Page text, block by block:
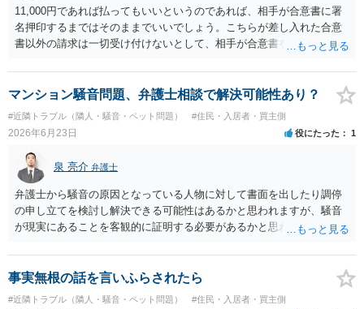
11,000円であれば払ってもいいというのであれば、相手が合意書に署
名押印するまではそのままでいいでしょう。こちらが差し入れた合意
書以外の請求は一切受け付けないとして、相手が合意書を作成するま
入れてしまっているということなので、もし11,000円の支払い合意も
撤回したいというのであれば、できれば内容証明で先方の支払いの請
求について一切応じるつもりがない旨を書面で伝えたうえで、先に差
し入れた合意書は撤回すると明確に示す必要があります。
マンション騒音問題、弁護士相談で解決可能性あり？
#近隣トラブル（隣人・騒音・ペット問題） #住民・入居者・買主側
2026年6月23日 役にたった 1
泉 亮介 弁護士
弁護士から騒音の原因となっている人物に対して書面を出したり調停
の申し立てを検討し解決できる可能性はあるかと思われますが、騒音
が現実にあることを客観的に証明する必要があるかと思われます。
事実無根の話を言いふらされたら
#近隣トラブル（隣人・騒音・ペット問題） #住民・入居者・買主側